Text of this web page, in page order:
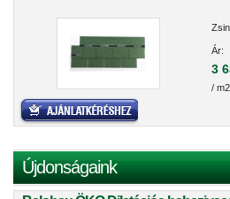
Ár:
3
/ m2
Újdonságaink